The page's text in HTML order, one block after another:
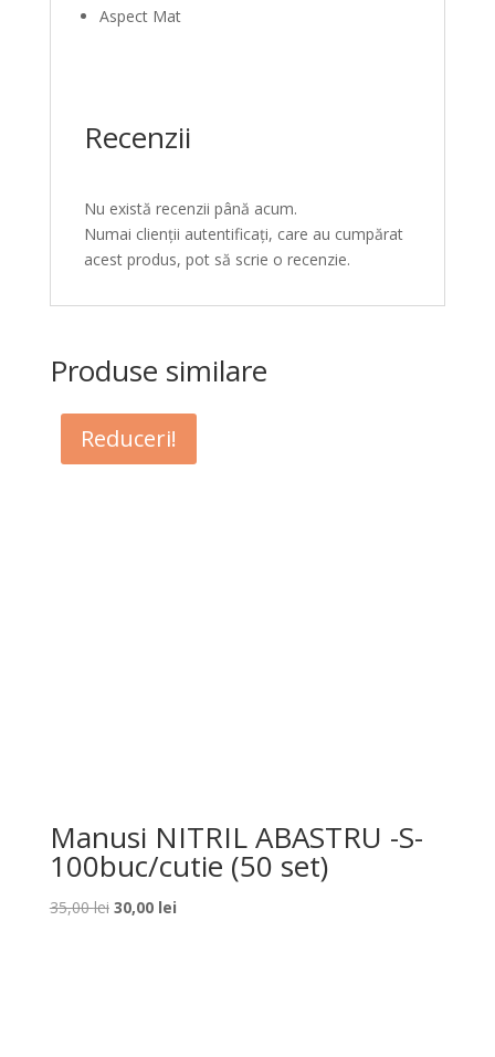
Aspect Mat
Recenzii
Nu există recenzii până acum.
Numai clienții autentificați, care au cumpărat
acest produs, pot să scrie o recenzie.
Produse similare
Reduceri!
Manusi NITRIL ABASTRU -S-
100buc/cutie (50 set)
35,00lei Prețul
30,00 leiPrețul